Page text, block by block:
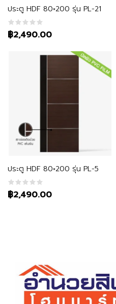
ประตู HDF 80×200 รุ่น PL-21
฿2,490.00
หยิบใส่ตะกร้า
ประตู HDF 80×200 รุ่น PL-5
฿2,490.00
หยิบใส่ตะกร้า